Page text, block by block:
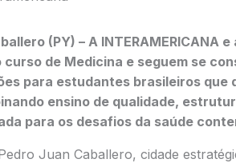
(PY) – A INTERAMERICANA
de Medicina e seguem se
para estudantes brasileiros que
ensino de qualidade,
para os desafios da saúde
Juan Caballero, cidade